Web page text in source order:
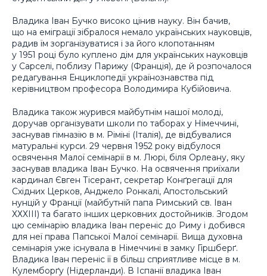
Владика Іван Бучко високо цінив науку. Він бачив,
що на еміграції зібралося немало українських науковців,
радив їм зорганізуватися і за його клопотанням
у 1951 році було куплено дім для українських науковців
у Сарселі, поблизу Парижу (Франція), де й розпочалося
редагування Енциклопедії українознавства під
керівництвом професора Володимира Кубійовича.
Владика також журився майбутнім нашої молоді,
доручав організувати школи по таборах у Німеччині,
заснував гімназію в м. Ріміні (Італія), де відбувалися
матуральні курси. 29 червня 1952 року відбулося
освячення Малої семінарії в м. Люрі, біля Орлеану, яку
заснував владика Іван Бучко. На освячення приїхали
кардинал Євген Тісерант, секретар Конґрегації для
Східних Церков, Анджело Ронкалі, Апостольський
нунцій у Франції (майбутній папа Римський св. Іван
ХХХІІІ) та багато інших церковних достойників. Згодом
цю семінарію владика Іван переніс до Риму і добився
для неї права Папської Малої семінарії. Вища духовна
семінарія уже існувала в Німеччині в замку Гіршберґ.
Владика Іван переніс її в більш сприятливе місце в м.
Кулемборґу (Нідерланди). В Іспанії владика Іван